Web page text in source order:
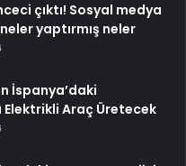
çıktı! Sosyal medya
neler yaptırmış neler
İspanya’daki
Elektrikli Araç Üretecek